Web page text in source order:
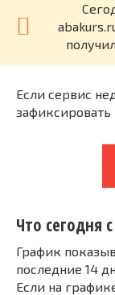
Если сервис
зафиксировать
Что сегодня
График
последние 14
Если на